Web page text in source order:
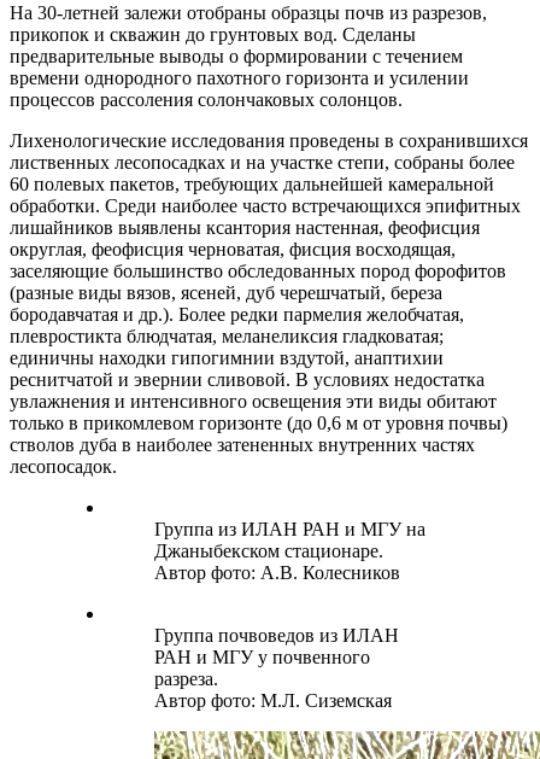
На 30-летней залежи отобраны образцы почв из разрезов,
прикопок и скважин до грунтовых вод. Сделаны
предварительные выводы о формировании с течением
времени однородного пахотного горизонта и усилении
процессов рассоления солончаковых солонцов.
Лихенологические исследования проведены в сохранившихся
лиственных лесопосадках и на участке степи, собраны более
60 полевых пакетов, требующих дальнейшей камеральной
обработки. Среди наиболее часто встречающихся эпифитных
лишайников выявлены ксантория настенная, феофисция
округлая, феофисция черноватая, фисция восходящая,
заселяющие большинство обследованных пород форофитов
(разные виды вязов, ясеней, дуб черешчатый, береза
бородавчатая и др.). Более редки пармелия желобчатая,
плевростикта блюдчатая, меланеликсия гладковатая;
единичны находки гипогимнии вздутой, анаптихии
реснитчатой и эвернии сливовой. В условиях недостатка
увлажнения и интенсивного освещения эти виды обитают
только в прикомлевом горизонте (до 0,6 м от уровня почвы)
стволов дуба в наиболее затененных внутренних частях
лесопосадок.
Группа из ИЛАН РАН и МГУ на
Джаныбекском стационаре.
Автор фото: А.В. Колесников
Группа почвоведов из ИЛАН
РАН и МГУ у почвенного
разреза.
Автор фото: М.Л. Сиземская